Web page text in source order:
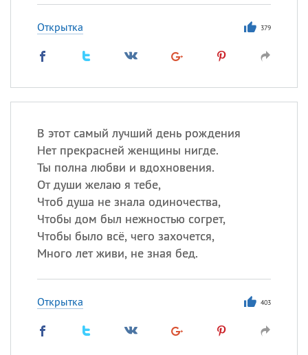
Открытка 379
В этот самый лучший день рождения
Нет прекрасней женщины нигде.
Ты полна любви и вдохновения.
От души желаю я тебе,
Чтоб душа не знала одиночества,
Чтобы дом был нежностью согрет,
Чтобы было всё, чего захочется,
Много лет живи, не зная бед.
Открытка 403